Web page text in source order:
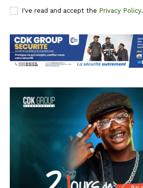
I've read and accept the Privacy Policy.